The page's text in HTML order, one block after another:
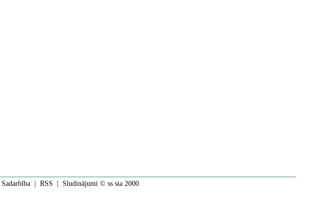
Sadarbība RSS | Sludinājumi © ss sia 2000